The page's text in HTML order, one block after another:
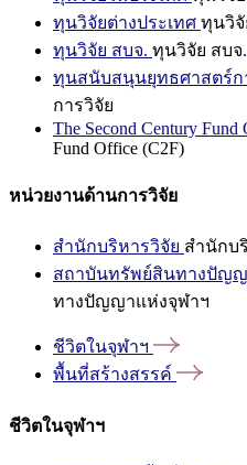
ทุนวิจัยต่างประเทศ ทุนวิจั
ทุนวิจัย สบจ. ทุนวิจัย สบจ.
ทุนสนับสนุนยุทธศาสตร์ก
การวิจัย
The Second Century Fund
Fund Office (C2F)
หน่วยงานด้านการวิจัย
สำนักบริหารวิจัย สำนักบ
สถาบันทรัพย์สินทางปัญ
ทางปัญญาแห่งจุฬาฯ
ชีวิตในจุฬาฯ
พื้นที่สร้างสรรค์
ชีวิตในจุฬาฯ